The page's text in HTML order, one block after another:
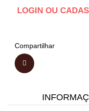
LOGIN OU
Compartilhar